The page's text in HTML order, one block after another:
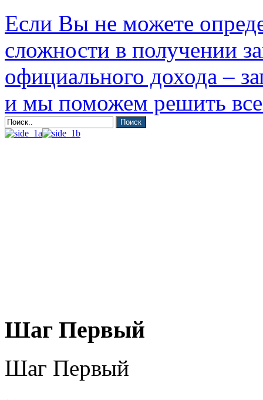
Если Вы не можете
сложности в получении
официального дохода –
и мы поможем решить
Поиск
Шаг Первый
Шаг Первый